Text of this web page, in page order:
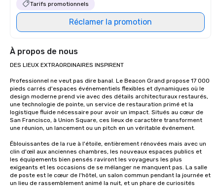
Tarifs promotionnels
Réclamer la promotion
À propos de nous
DES LIEUX EXTRAORDINAIRES INSPIRENT
Professionnel ne veut pas dire banal. Le Beacon Grand propose 17 000
pieds carrés d'espaces événementiels flexibles et dynamiques où le
design moderne prend vie avec des détails architecturaux restaurés,
une technologie de pointe, un service de restauration primé et la
logistique fluide nécessaire pour avoir un impact. Situés au cœur de
San Francisco, à Union Square, ces lieux de caractère transforment
une réunion, un lancement ou un pitch en un véritable événement.
Éblouissantes de la rue à l'étoile, entièrement rénovées mais avec un
clin d'œil aux anciennes chambres, les nouveaux espaces publics et
les équipements bien pensés raviront les voyageurs les plus
exigeants et les occasions de se mélanger ne manquent pas. La salle
de poste est le cœur de l'hôtel, un salon commun pendant la journée et
un lieu de rassemblement animé la nuit, et un phare de curiosités